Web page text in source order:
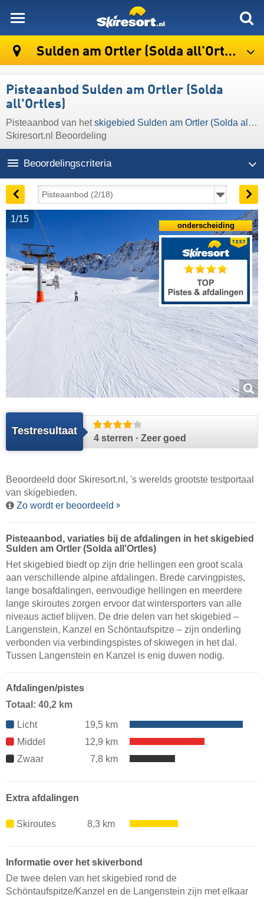
Sulden am Ortler (Solda all'Ortles)
Pisteaanbod Sulden am Ortler (Solda
all'Ortles)
Pisteaanbod van hetskigebied Sulden am Ortler (Solda all'Ortles)
Skiresort.nl Beoordeling
Beoordelingscriteria
1/15
Testresultaat
4 sterren · Zeer goed
onderscheiding
Beoordeeld door Skiresort.nl , 's werelds grootste testportaal
van skigebieden.
Zo wordt er beoordeeld
Pisteaanbod, variaties bij de afdalingen in het skigebied
Sulden am Ortler (Solda all'Ortles)
Het skigebied biedt op zijn drie hellingen een groot scala
aan verschillende alpine afdalingen. Brede carvingpistes,
lange bosafdalingen, eenvoudige hellingen en meerdere
lange skiroutes zorgen ervoor dat wintersporters van alle
niveaus actief blijven. De drie delen van het skigebied –
Langenstein, Kanzel en Schöntaufspitze – zijn onderling
verbonden via verbindingspistes of skiwegen in het dal.
Tussen Langenstein en Kanzel is enig duwen nodig.
Afdalingen/pistes
Totaal: 40,2 km
Licht
19,5 km
Middel
12,9 km
Zwaar
7,8 km
Extra afdalingen
Skiroutes 8,3 km
Informatie over het skiverbond
De twee delen van het skigebied rond de
Schöntaufspitze/Kanzel en de Langenstein zijn met elkaar